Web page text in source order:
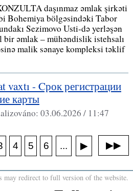
daşınmaz əmlak şirkəti
Bohemiya bölgəsindəki Tabor
Sezimovo Usti-də yerləşən
bir əmlak – mühəndislik istehsalı
malik sənaye kompleksi təklif
vaxtı - Cрок регистрации
карты
03.06.2026 / 11:47
4 5 6 ... ▶ ▶▶
may redirect to full version of the website.